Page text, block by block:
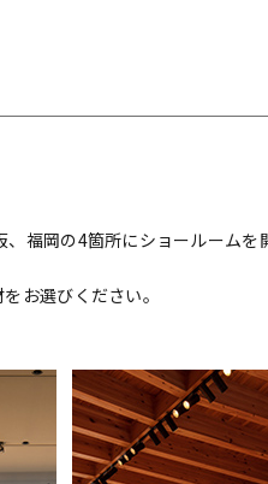
福岡の4箇所にショールームを
お選びください。